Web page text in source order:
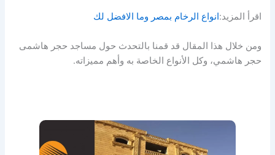
اقرأ المزيد:انواع الرخام بمصر وما الافضل لك
ومن خلال هذا المقال قد قمنا بالتحدث حول مساجد حجر هاشمى
حجر هاشمي، وكل الأنواع الخاصة به وأهم مميزاته.